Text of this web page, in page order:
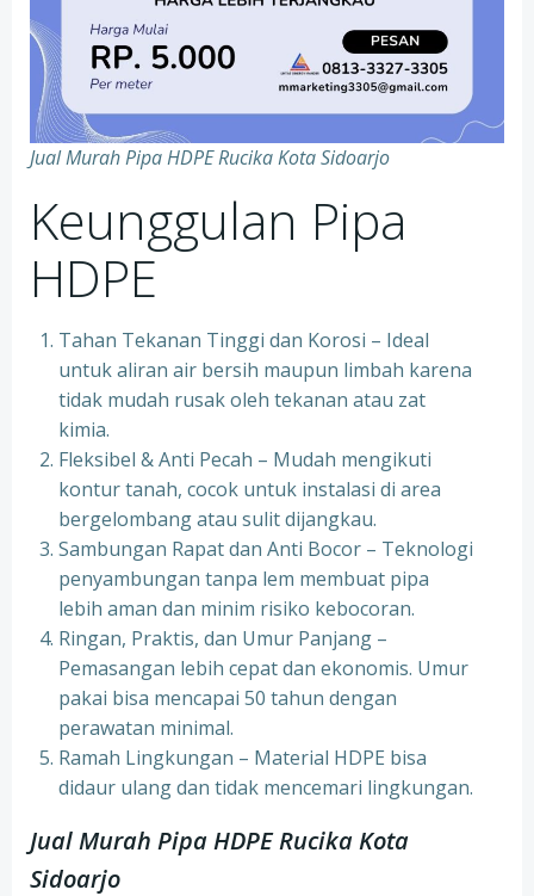
Jual Murah Pipa HDPE Rucika Kota Sidoarjo
Keunggulan Pipa
HDPE
Tahan Tekanan Tinggi dan Korosi – Ideal
untuk aliran air bersih maupun limbah karena
tidak mudah rusak oleh tekanan atau zat
kimia.
Fleksibel & Anti Pecah – Mudah mengikuti
kontur tanah, cocok untuk instalasi di area
bergelombang atau sulit dijangkau.
Sambungan Rapat dan Anti Bocor – Teknologi
penyambungan tanpa lem membuat pipa
lebih aman dan minim risiko kebocoran.
Ringan, Praktis, dan Umur Panjang –
Pemasangan lebih cepat dan ekonomis. Umur
pakai bisa mencapai 50 tahun dengan
perawatan minimal.
Ramah Lingkungan – Material HDPE bisa
didaur ulang dan tidak mencemari lingkungan.
Jual Murah Pipa HDPE Rucika Kota
Sidoarjo